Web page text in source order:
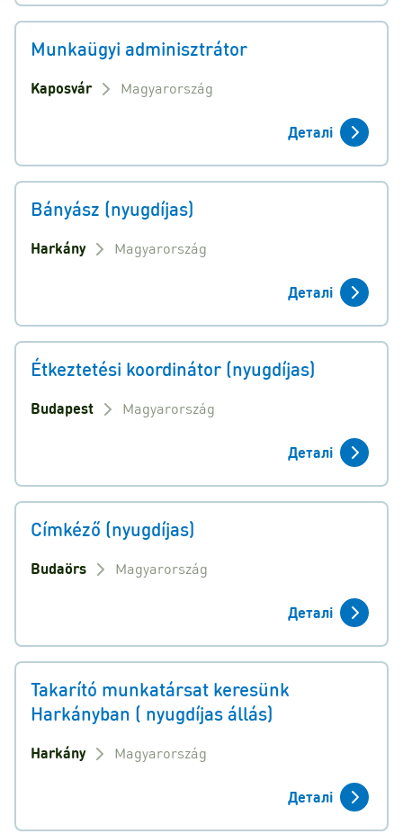
Munkaügyi adminisztrátor
Kaposvár Magyarország
Деталі
Bányász (nyugdíjas)
Harkány Magyarország
Деталі
Étkeztetési koordinátor (nyugdíjas)
Budapest Magyarország
Деталі
Címkéző (nyugdíjas)
Budaörs Magyarország
Деталі
Takarító munkatársat keresünk
Harkányban ( nyugdíjas állás)
Harkány Magyarország
Деталі